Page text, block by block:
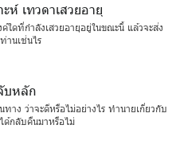
ห์ เทวดาเสวยอายุ
ค์ใดที่กำลังเสวยอายุอยู่ในขณะนี้ แล้วจะส่ง
านเช่นไร
บหลัก
ทาง ว่าจะดีหรือไม่อย่างไร ทำนายเกี่ยวกับ
กลับคืนมาหรือไม่